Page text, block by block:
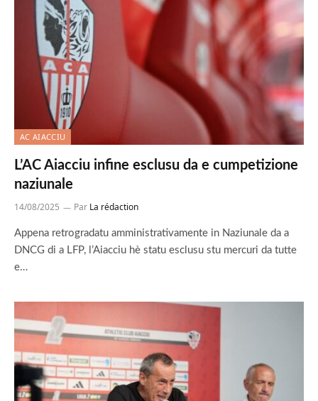
AC AIACCIU
L’AC Aiacciu infine esclusu da e cumpetizione
naziunale
14/08/2025 Par La rédaction
Appena retrogradatu amministrativamente in Naziunale da a
DNCG di a LFP, l’Aiacciu hè statu esclusu stu mercuri da tutte
e…